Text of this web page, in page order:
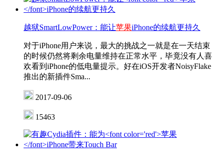
越狱SmartLowPower：能让苹果iPhone的续航更持久
对于iPhone用户来说，最大的挑战之一就是在一天结束
的时候仍然将剩余电量维持在正常水平，毕竟没有人喜
欢看到iPhone的低电量提示。好在iOS开发者NoisyFlake
推出的新插件Sma...
2017-09-06
15463